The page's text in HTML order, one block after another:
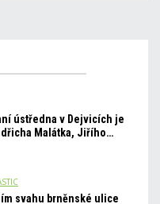
ústředna v Dejvicích je
Malátka, Jiřího…
svahu brněnské ulice